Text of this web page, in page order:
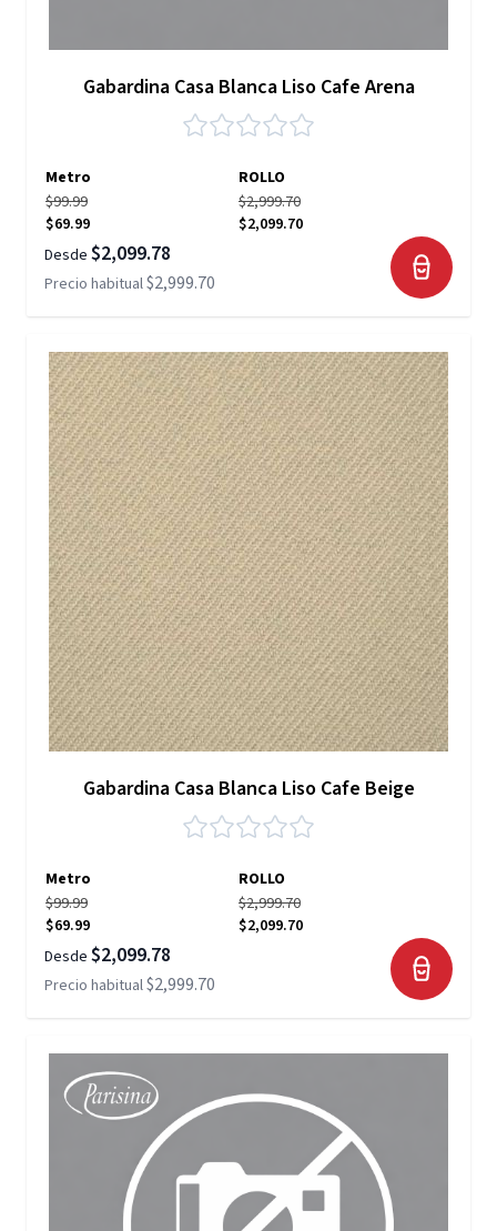
Gabardina Casa Blanca Liso Cafe Arena
Metro
ROLLO
$99.99
$69.99
$2,999.70
$2,099.70
Desde $2,099.78
Precio habitual$2,999.70
Gabardina Casa Blanca Liso Cafe Beige
Metro
ROLLO
$99.99
$69.99
$2,999.70
$2,099.70
Desde $2,099.78
Precio habitual$2,999.70